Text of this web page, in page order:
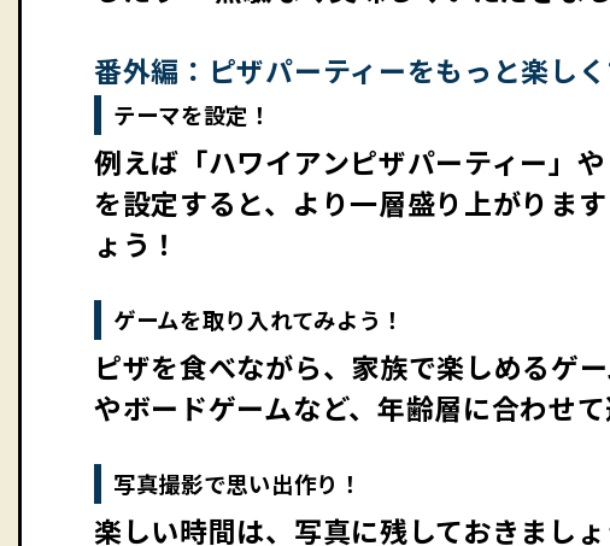
番外編：ピザパーティーをもっと楽し
テーマを設定！
例えば「ハワイアンピザパーティー」
を設定すると、より一層盛り上がりま
ょう！
ゲームを取り入れてみよう！
ピザを食べながら、家族で楽しめるゲ
やボードゲームなど、年齢層に合わせて
写真撮影で思い出作り！
楽しい時間は、写真に残しておきまし